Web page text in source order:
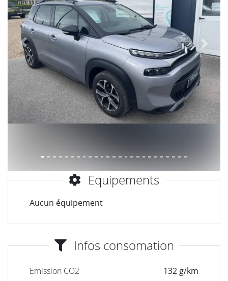
Précèdent
Equipements
Aucun équipement
Infos consomation
Emission CO2 132 g/km